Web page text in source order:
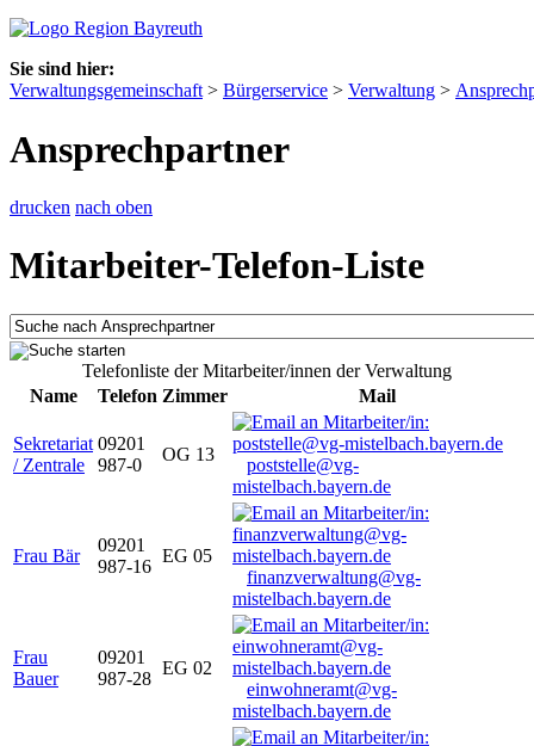
Sie sind hier:
Verwaltungsgemeinschaft > Bürgerservice > Verwaltung >
Ansprechpartner
drucken nach oben
Mitarbeiter-Telefon-Liste
Telefonliste der Mitarbeiter/innen der Verwaltung
Name
Telefon Zimmer Mail
Sekretariat
/ Zentrale
09201
987-0
OG 13
poststelle@vg-
mistelbach.bayern.de
Frau Bär
09201
987-16
EG 05
finanzverwaltung@vg-
mistelbach.bayern.de
Frau
Bauer
09201
987-28
EG 02
einwohneramt@vg-
mistelbach.bayern.de